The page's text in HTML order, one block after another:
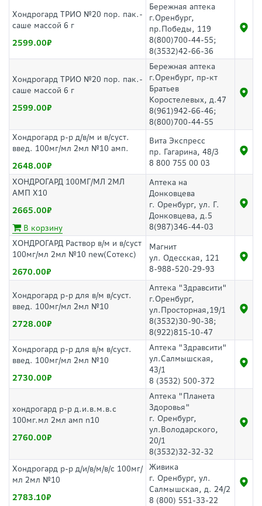
Хондрогард ТРИО №20 пор. пак.-
саше массой 6 г
2599.00
Бережная аптека
г.Оренбург,
пр.Победы, 119
8(800)700-44-55;
8(3532)42-66-36
Хондрогард ТРИО №20 пор. пак.-
саше массой 6 г
2599.00
Бережная аптека
г.Оренбург, пр-кт
Братьев
Коростелевых, д.47
8(961)942-66-46;
8(800)700-44-55
Хондрогард р-р д/в/м и в/суст.
введ. 100мг/мл 2мл №10 амп.
2648.00
Вита Экспресс
пр. Гагарина, 48/3
8 800 755 00 03
ХОНДРОГАРД 100МГ/МЛ 2МЛ
АМП Х10
2665.00
В корзину
Аптека на
Донковцева
г. Оренбург, ул. Г.
Донковцева, д.5
8(987)346-44-03
ХОНДРОГАРД Раствор в/м и в/суст
100мг/мл 2мл №10 new(Сотекс)
2670.00
Магнит
ул. Одесская, 121
8-988-520-29-93
Хондрогард р-р для в/м в/суст.
введ. 100мг/мл 2мл №10
2728.00
Аптека "Здравсити"
г.Оренбург,
ул.Просторная,19/1
8(3532)30-90-38;
8(922)815-10-47
Хондрогард р-р для в/м в/суст.
введ. 100мг/мл 2мл №10
2730.00
Аптека "Здравсити"
ул.Салмышская,
43/1
8 (3532) 500-372
хондрогард р-р д.и.в.м.в.с
100мг.мл 2мл амп n10
2760.00
Аптека "Планета
Здоровья"
г. Оренбург,
ул.Володарского,
20/1
8(3532)32-32-32
Хондрогард р-р д/и/в/м/в/с 100мг/
мл 2мл №10
2783.10
Живика
г. Оренбург, ул.
Салмышская, д. 24/2
8 (800) 551-33-22